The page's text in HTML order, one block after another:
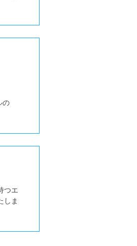
の
つエ
しま